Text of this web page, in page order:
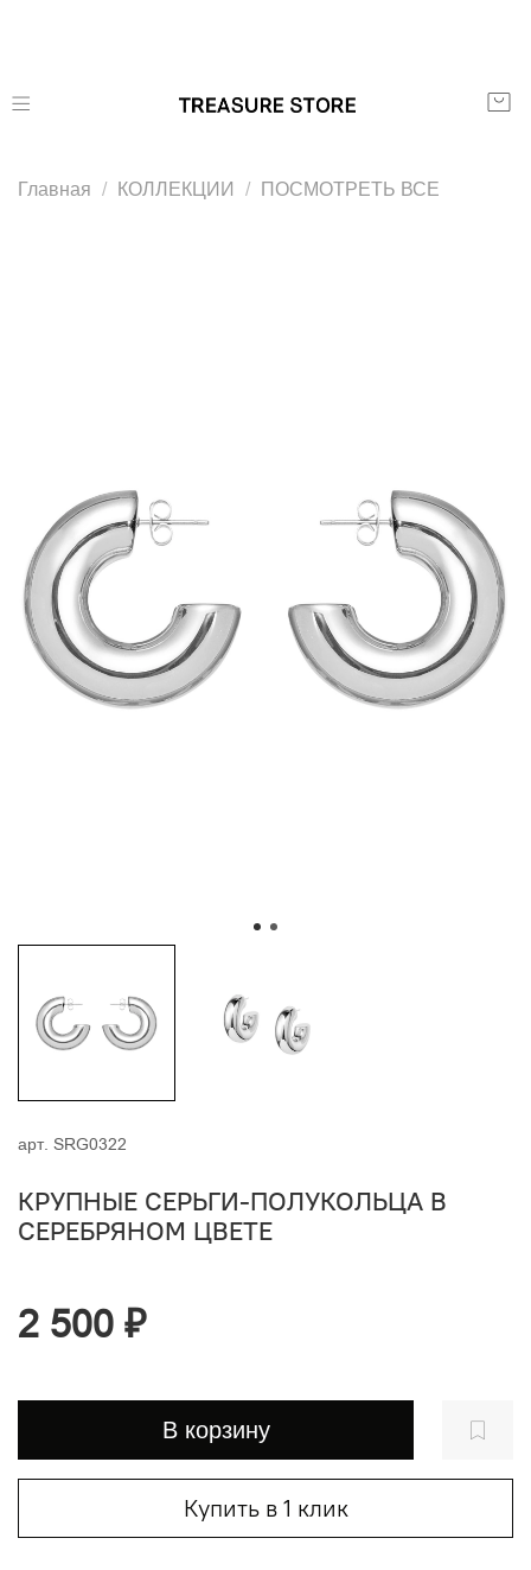
Главная КОЛЛЕКЦИИ ПОСМОТРЕТЬ ВСЕ
арт. SRG0322
КРУПНЫЕ СЕРЬГИ-ПОЛУКОЛЬЦА В
СЕРЕБРЯНОМ ЦВЕТЕ
2 500 ₽
В корзину
Купить в 1 клик